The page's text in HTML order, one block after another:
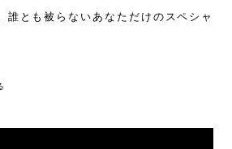
誰とも被らないあなただけのスペシャ